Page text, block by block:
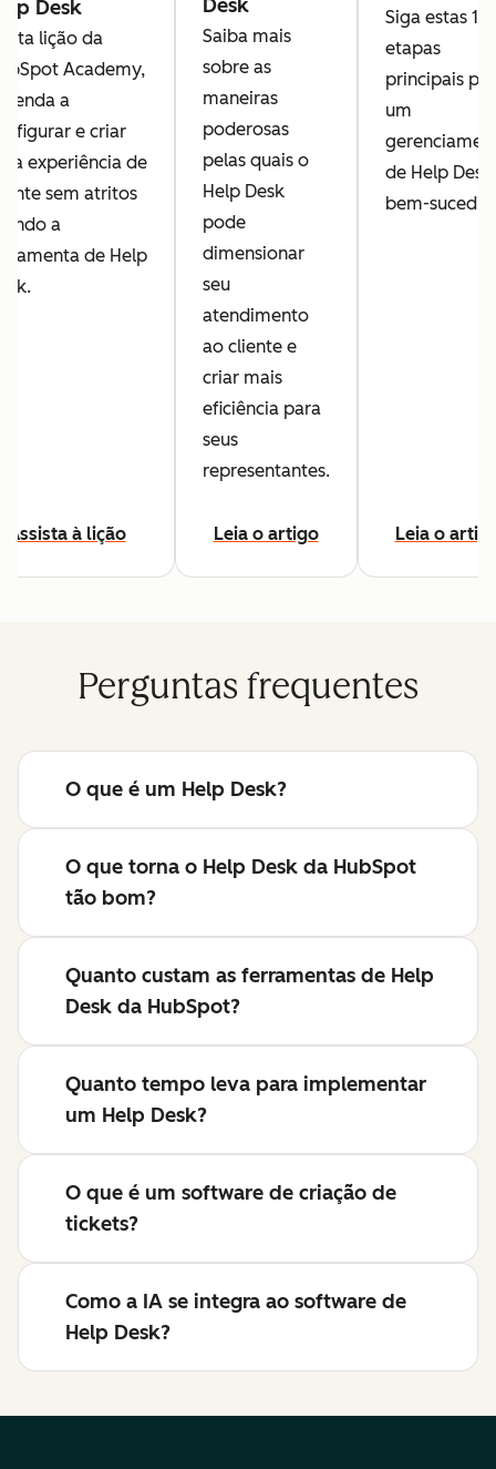
Desk
lição da
Academy,
a
e criar
experiência de
sem atritos
a
de Help
Assista à lição
Desk
Saiba mais
sobre as
maneiras
poderosas
pelas quais o
Help Desk
pode
dimensionar
seu
atendimento
ao cliente e
criar mais
eficiência para
seus
representantes.
Leia o artigo
Siga estas 13
etapas
principais
um
de Help Desk
bem-
Leia o
Perguntas frequentes
O que é um Help Desk?
O que torna o Help Desk da HubSpot
tão bom?
Quanto custam as ferramentas de Help
Desk da HubSpot?
Quanto tempo leva para implementar
um Help Desk?
O que é um software de criação de
tickets?
Como a IA se integra ao software de
Help Desk?